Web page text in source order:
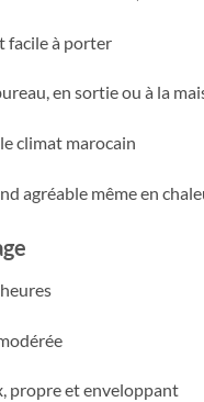
facile à porter
en sortie ou à la
climat marocain
agréable même en
propre et enveloppant